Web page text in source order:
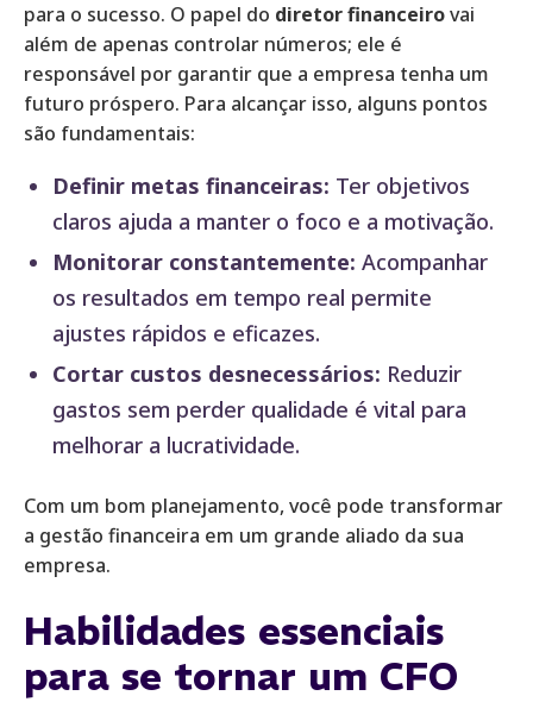
para o sucesso. O papel do diretor financeirovai
além de apenas controlar números; ele é
responsável por garantir que a empresa tenha um
futuro próspero. Para alcançar isso, alguns pontos
são fundamentais:
Definir metas financeiras: Ter objetivos
claros ajuda a manter o foco e a motivação.
Monitorar constantemente: Acompanhar
os resultados em tempo real permite
ajustes rápidos e eficazes.
Cortar custos desnecessários: Reduzir
gastos sem perder qualidade é vital para
melhorar a lucratividade.
Com um bom planejamento, você pode transformar
a gestão financeira em um grande aliado da sua
empresa.
Habilidades essenciais
para se tornar um CFO